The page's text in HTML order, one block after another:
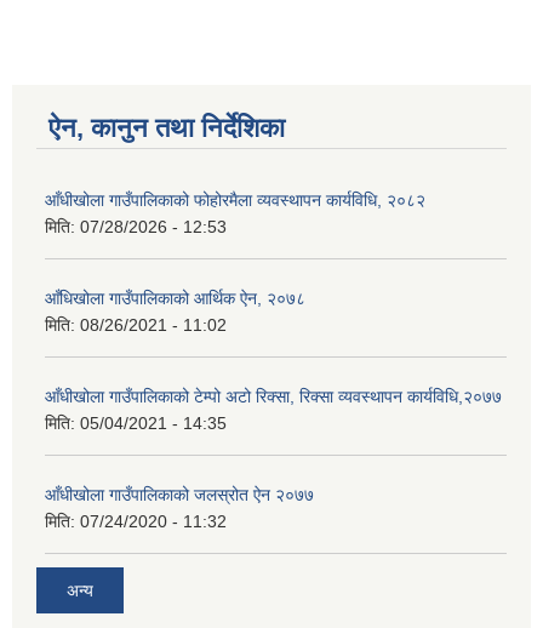
ऐन, कानुन तथा निर्देशिका
आँधीखोला गाउँपालिकाको फोहोरमैला व्यवस्थापन कार्यविधि, २०८२
मिति: 07/28/2026 - 12:53
आँधिखोला गाउँपालिकाको आर्थिक ऐन, २०७८
मिति: 08/26/2021 - 11:02
आँधीखोला गाउँपालिकाको टेम्पो अटो रिक्सा, रिक्सा व्यवस्थापन कार्यविधि,२०७७
मिति: 05/04/2021 - 14:35
आँधीखोला गाउँपालिकाको जलस्रोत ऐन २०७७
मिति: 07/24/2020 - 11:32
अन्य